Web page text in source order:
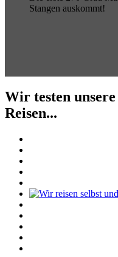
Stangen auskommt!
Wir testen
Reisen...